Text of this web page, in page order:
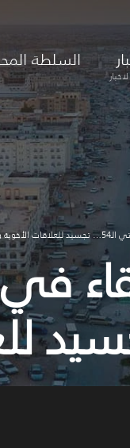
السلطة
الريادي
في